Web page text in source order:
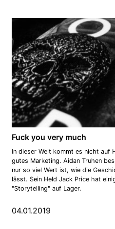
Fuck you very much
In dieser Welt kommt es nicht auf
gutes Marketing. Aidan Truhen
nur so viel Wert ist, wie die
lässt. Sein Held Jack Price hat
"Storytelling" auf Lager.
04.01.2019